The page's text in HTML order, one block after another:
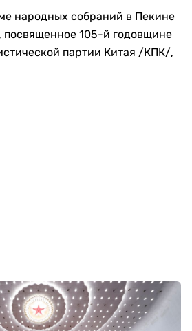
народных собраний в Пекине
посвященное 105-й годовщине
партии Китая /КПК/,